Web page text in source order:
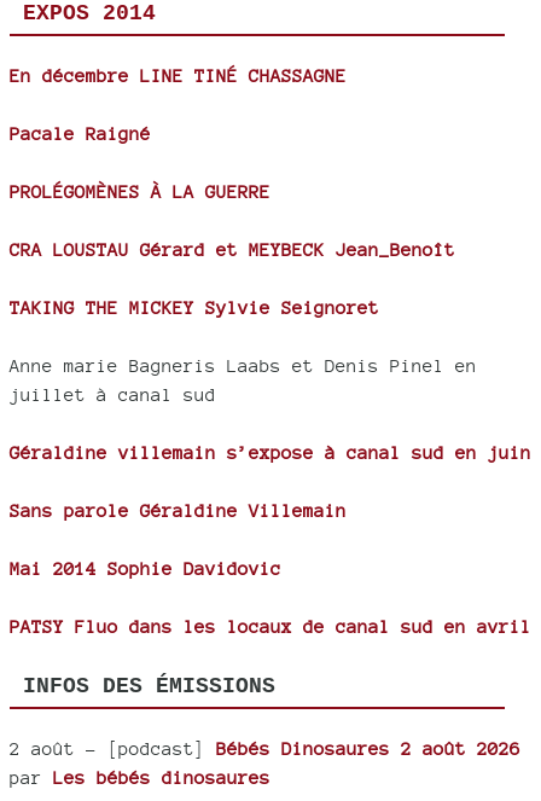
EXPOS 2014
En décembre LINE TINÉ CHASSAGNE
Pacale Raigné
PROLÉGOMÈNES À LA GUERRE
CRA LOUSTAU Gérard et MEYBECK Jean_Benoît
TAKING THE MICKEY Sylvie Seignoret
Anne marie Bagneris Laabs et Denis Pinel en
juillet à canal sud
Géraldine villemain s’expose à canal sud en juin
Sans parole Géraldine Villemain
Mai 2014 Sophie Davidovic
PATSY Fluo dans les locaux de canal sud en avril
INFOS DES ÉMISSIONS
2 août - [podcast] Bébés Dinosaures 2 août 2026
par Les bébés dinosaures